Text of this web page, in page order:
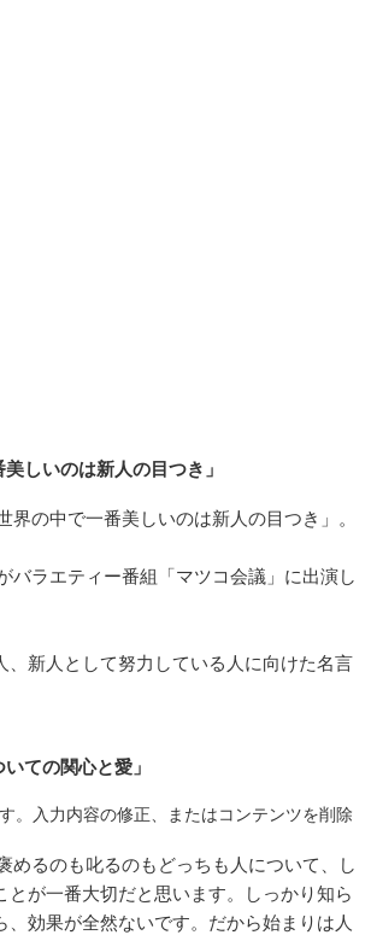
美しいのは新人の目つき」
界の中で一番美しいのは新人の目つき」。
バラエティー番組「マツコ会議」に出演し
、新人として努力している人に向けた名言
いての関心と愛」
。入力内容の修正、またはコンテンツを削除
めるのも叱るのもどっちも人について、し
とが一番大切だと思います。しっかり知ら
、効果が全然ないです。だから始まりは人